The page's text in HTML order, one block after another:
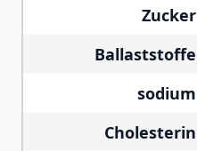
Zucker
Ballaststoffe
sodium
Cholesterin